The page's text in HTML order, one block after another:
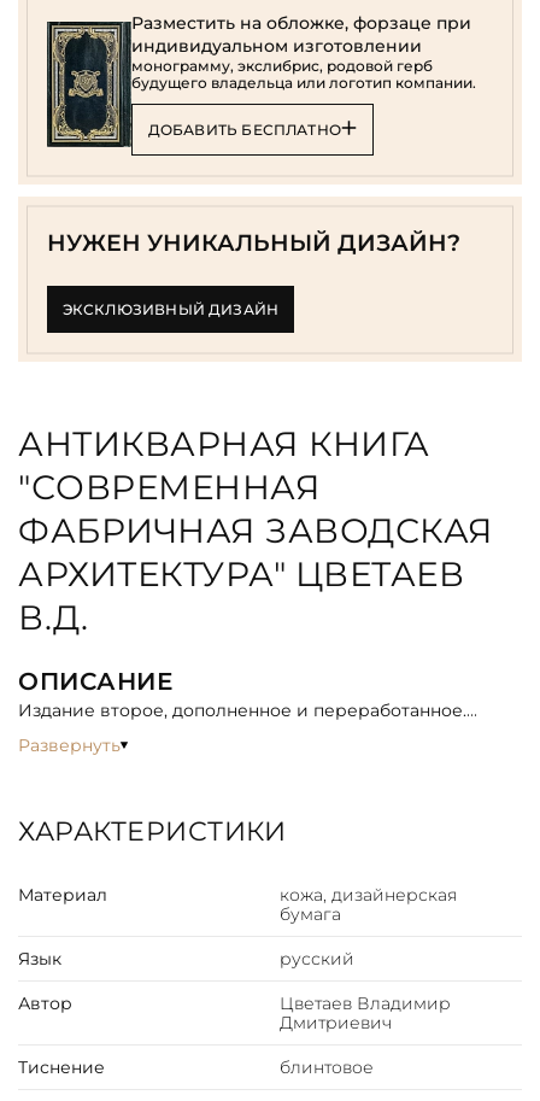
Разместить на обложке, форзаце при
индивидуальном изготовлении
монограмму, экслибрис, родовой герб
будущего владельца или логотип компании.
ДОБАВИТЬ БЕСПЛАТНО
НУЖЕН УНИКАЛЬНЫЙ ДИЗАЙН?
ЭКСКЛЮЗИВНЫЙ ДИЗАЙН
АНТИКВАРНАЯ КНИГА
"СОВРЕМЕННАЯ
ФАБРИЧНАЯ ЗАВОДСКАЯ
АРХИТЕКТУРА" ЦВЕТАЕВ
В.Д.
ОПИСАНИЕ
Издание второе, дополненное и переработанное.
Автор настоящего труда взял на себя задачу
вниманию советских техников систематизированный
материал как пособие для проектирования,
Развернуть
ХАРАКТЕРИСТИКИ
Материал
кожа, дизайнерская
бумага
Язык русский
Автор
Цветаев Владимир
Дмитриевич
Тиснение блинтовое